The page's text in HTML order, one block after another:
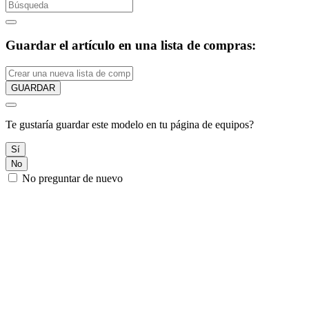
Guardar el artículo en una lista de compras:
GUARDAR
Te gustaría guardar este modelo en tu página de equipos?
Sí
No
No preguntar de nuevo